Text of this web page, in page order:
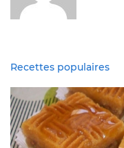
Recettes populaires